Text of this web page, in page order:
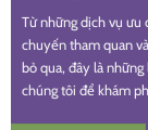
Từ những dịch vụ ưu
chuyến tham quan
bỏ qua, đây là
chúng tôi để khám